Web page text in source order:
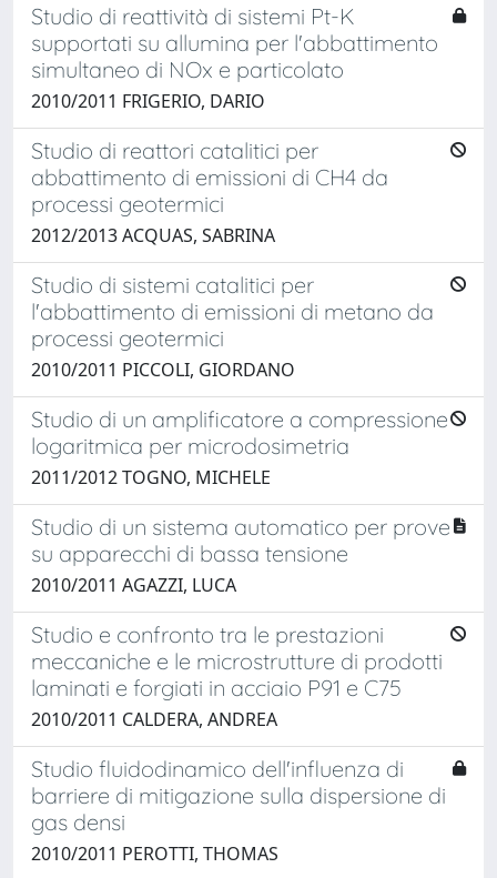
Studio di reattività di sistemi Pt-K
supportati su allumina per l'abbattimento
simultaneo di NOx e particolato
2010/2011 FRIGERIO, DARIO
Studio di reattori catalitici per
abbattimento di emissioni di CH4 da
processi geotermici
2012/2013 ACQUAS, SABRINA
Studio di sistemi catalitici per
l'abbattimento di emissioni di metano da
processi geotermici
2010/2011 PICCOLI, GIORDANO
Studio di un amplificatore a compressione
logaritmica per microdosimetria
2011/2012 TOGNO, MICHELE
Studio di un sistema automatico per prove
su apparecchi di bassa tensione
2010/2011 AGAZZI, LUCA
Studio e confronto tra le prestazioni
meccaniche e le microstrutture di prodotti
laminati e forgiati in acciaio P91 e C75
2010/2011 CALDERA, ANDREA
Studio fluidodinamico dell'influenza di
barriere di mitigazione sulla dispersione di
gas densi
2010/2011 PEROTTI, THOMAS